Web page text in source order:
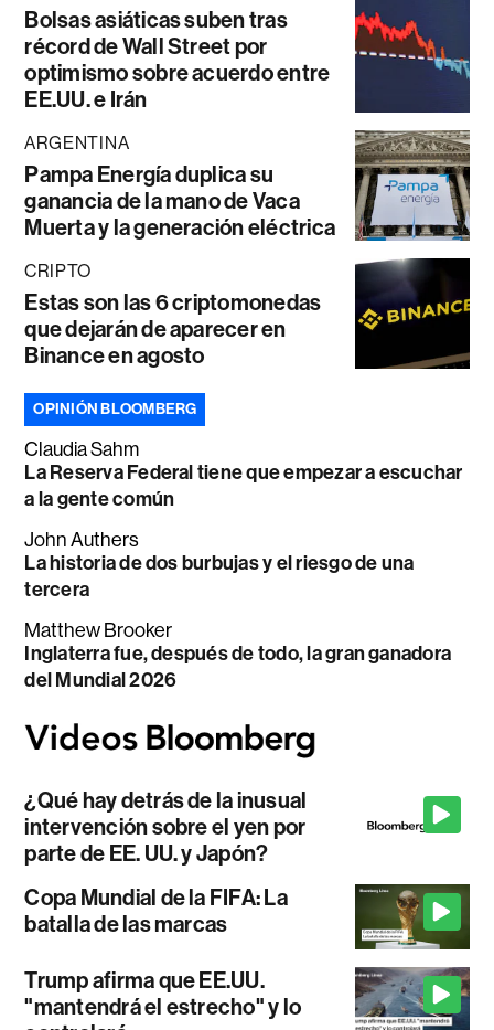
Bolsas asiáticas suben tras
récord de Wall Street por
optimismo sobre acuerdo entre
EE.UU. e Irán
ARGENTINA
Pampa Energía duplica su
ganancia de la mano de Vaca
Muerta y la generación eléctrica
CRIPTO
Estas son las 6 criptomonedas
que dejarán de aparecer en
Binance en agosto
OPINIÓN BLOOMBERG
Claudia Sahm
La Reserva Federal tiene que empezar a escuchar
a la gente común
John Authers
La historia de dos burbujas y el riesgo de una
tercera
Matthew Brooker
Inglaterra fue, después de todo, la gran ganadora
del Mundial 2026
¿Qué hay detrás de la inusual
intervención sobre el yen por
parte de EE. UU. y Japón?
Copa Mundial de la FIFA: La
batalla de las marcas
Trump afirma que EE.UU.
"mantendrá el estrecho" y lo